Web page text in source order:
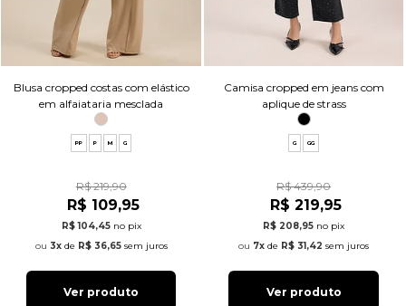
Blusa cropped costas com elástico
em alfaiataria mesclada
PP P M G
R$ 219,90
R$ 109,95
R$ 104,45 no pix
3xde R$ 36,65sem juros
Ver produto
Camisa cropped em jeans com
aplique de strass
G GG
R$ 439,90
R$ 219,95
R$ 208,95 no pix
7x de R$ 31,42 sem juros
Ver produto